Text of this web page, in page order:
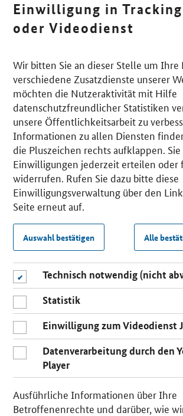
Einwilligung in
oder Videodienst
Wir bitten Sie an dieser Stelle um
verschiedene Zusatzdienste unserer
möchten die Nutzeraktivität mit Hilfe
datenschutzfreundlicher Statistiken
unsere Öffentlichkeitsarbeit zu
Informationen zu allen Diensten
die Pluszeichen rechts aufklappen.
Einwilligungen jederzeit erteilen oder
widerrufen. Rufen Sie dazu bitte diese
Einwilligungsverwaltung über den
Seite erneut auf.
Auswahl bestätigen Alle
Technisch notwendig (nicht
Statistik
Einwilligung zum Videodienst
Datenverarbeitung durch den
Player
Ausführliche Informationen über Ihre
Betroffenenrechte und darüber, wie